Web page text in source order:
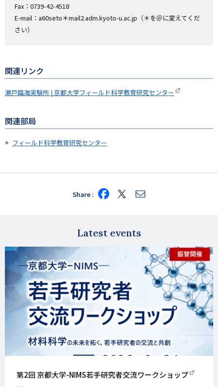
Fax：0739-42-4518
E-mail：a60seto＊mail2.adm.kyoto-u.ac.jp（＊を＠に変えてくだ
さい）
関連リンク
瀬戸臨海実験所 | 京都大学フィールド科学教育研究センター
関連部局
フィールド科学教育研究センター
Share Share
on
Share
on
Share
via
Latest events
第2回 京都大学-NIMS若手研究者交流ワークショップ